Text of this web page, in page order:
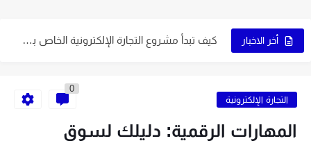
أخر الاخبار 6 نصائح لاختيار اسم جذاب يُميز صفحتك
اكتب اسمًا جذابًا لمتجرك الإلكتروني باتباع 7 خطوات التجارة الإلكترونية
0
المهارات الرقمية: دليلك لسوق